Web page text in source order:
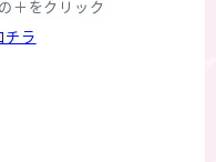
＋をクリック
チラ